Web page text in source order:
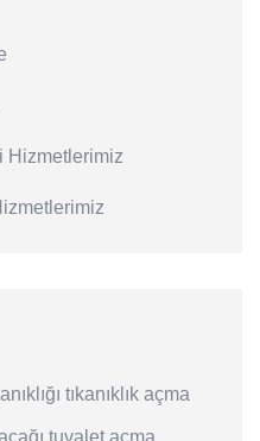
Hizmetlerimiz
tıkanıklık açma
tuvalet açma